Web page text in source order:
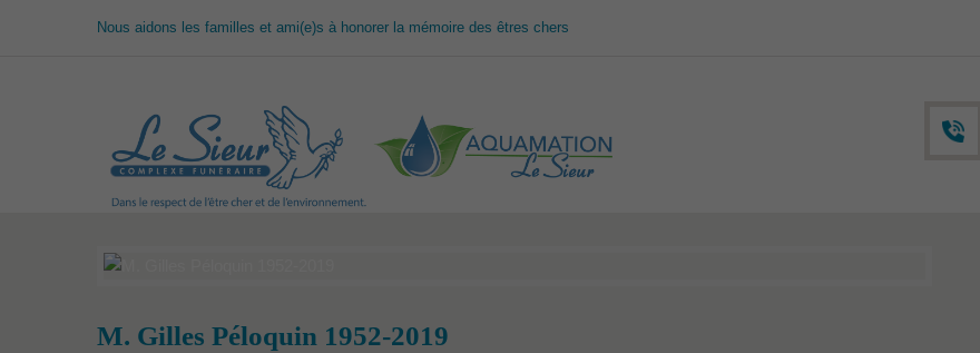
Nous aidons les familles et ami(e)s à honorer la mémoire des êtres chers
M. Gilles Péloquin 1952-2019